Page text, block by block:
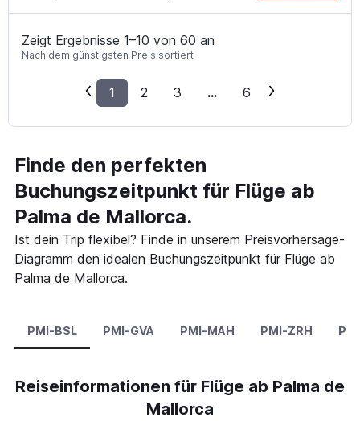
Zeigt Ergebnisse 1–10 von 60 an
Nach dem günstigsten Preis sortiert
1 2 3 ... 6
Finde den perfekten
Buchungszeitpunkt für Flüge ab
Palma de Mallorca.
Ist dein Trip flexibel? Finde in unserem Preisvorhersage-
Diagramm den idealen Buchungszeitpunkt für Flüge ab
Palma de Mallorca.
PMI-BSL PMI-GVA PMI-MAH PMI-ZRH
Reiseinformationen für Flüge ab Palma de
Mallorca